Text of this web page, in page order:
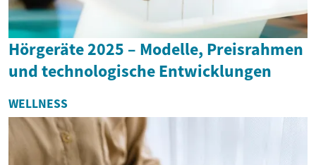
Hörgeräte 2025 – Modelle, Preisrahmen
und technologische Entwicklungen
WELLNESS